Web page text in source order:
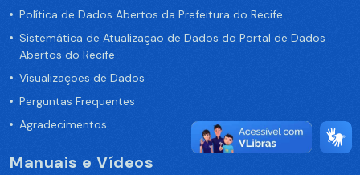
Política de Dados Abertos da Prefeitura do Recife
Sistemática de Atualização de Dados do Portal de Dados
Abertos do Recife
Visualizações de Dados
Perguntas Frequentes
Agradecimentos
Manuais e Vídeos